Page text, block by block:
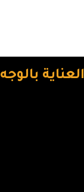
العناية بالوجه